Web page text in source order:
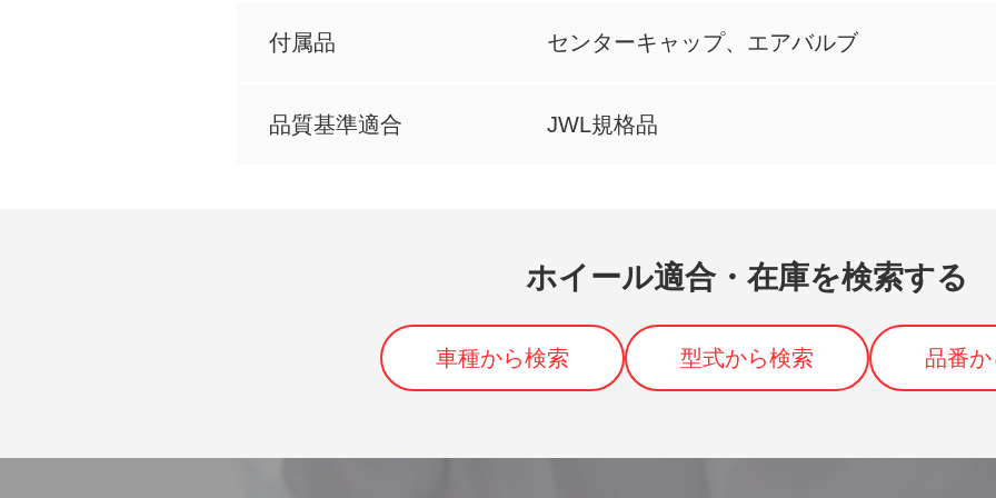
付属品 センターキャップ、エアバルブ
品質基準適合 JWL規格品
ホイール適合・在庫を検索する
車種から検索 型式から検索 品番